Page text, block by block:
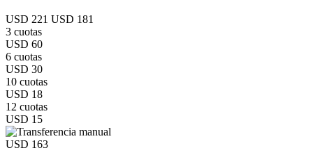
USD 221 USD 181
3 cuotas
USD 60
6 cuotas
USD 30
10 cuotas
USD 18
12 cuotas
USD 15
USD 163